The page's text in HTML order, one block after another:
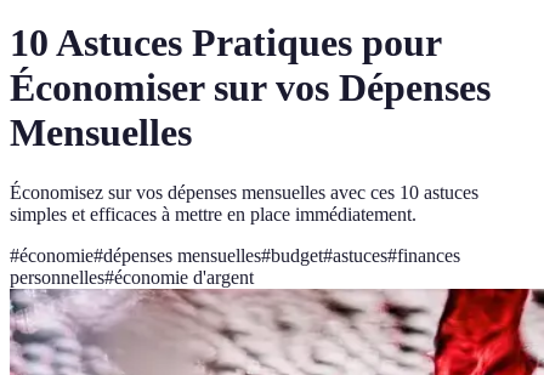
10 Astuces Pratiques pour
Économiser sur vos Dépenses
Mensuelles
Économisez sur vos dépenses mensuelles avec ces 10 astuces
simples et efficaces à mettre en place immédiatement.
#économie#dépenses mensuelles#budget#astuces#finances
personnelles#économie d'argent